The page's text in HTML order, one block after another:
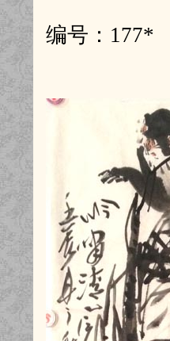
编号：